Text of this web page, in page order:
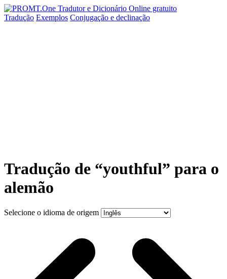
Tradução Exemplos Conjugação e declinação
Tradução de “youthful” para o
alemão
Selecione o idioma de origem